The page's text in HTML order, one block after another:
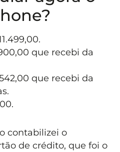
que recebi da
que recebi da
contabilizei o
de crédito, que foi o